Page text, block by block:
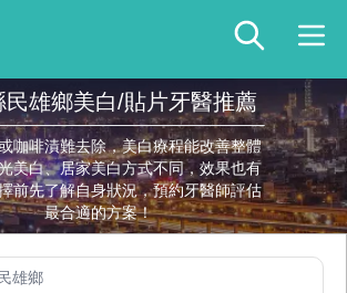
民雄鄉美白/貼片牙醫推薦
咖啡漬難去除，美白療程能改善整體
美白、居家美白方式不同，效果也有
前先了解自身狀況，預約牙醫師評估
最合適的方案！
雄鄉